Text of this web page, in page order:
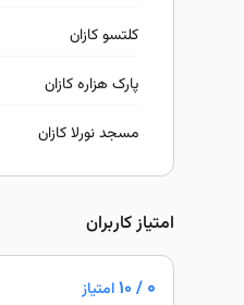
کلتسو کازان
پارک هزاره کازان
مسجد نورلا کازان
امتیاز کاربران
0
/ 10 امتیاز